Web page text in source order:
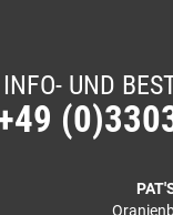
INFO- UND